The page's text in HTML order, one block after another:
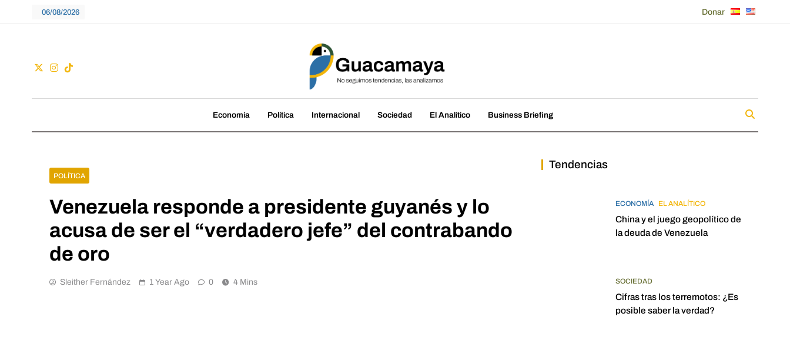
06/08/2026 Donar
Guacamaya
Economía Política Internacional Sociedad El Analítico Business Briefing
POLÍTICA
Venezuela responde a presidente guyanés y lo
acusa de ser el “verdadero jefe” del contrabando
de oro
Sleither Fernández 1 Year Ago 0 4 Mins
Tendencias
ECONOMÍA EL ANALÍTICO
China y el juego geopolítico de
la deuda de Venezuela
SOCIEDAD
Cifras tras los terremotos: ¿Es
posible saber la verdad?